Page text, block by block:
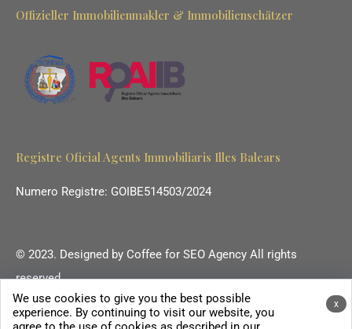
Offizieller Immobilienmakler & Immobilienschätzer
Registre Oficial Agents Immobiliaris Illes Balears
Numero Registre: GOIBE514503/2024
© 2023. Designed by Coffee for SEO Agency All rights
reserved.
Ihr Immobilienmakler auf Mallorca.
x
We use cookies to give you the best possible
experience. By continuing to visit our website, you